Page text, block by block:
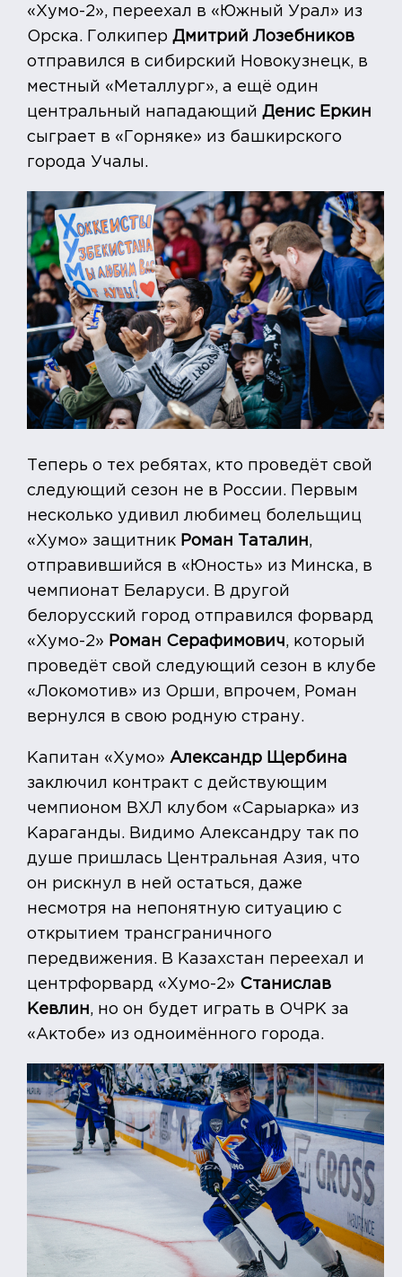
«Хумо-2», переехал в «Южный Урал» из
Орска. Голкипер Дмитрий Лозебников
отправился в сибирский Новокузнецк, в
местный «Металлург», а ещё один
центральный нападающий Денис Еркин
сыграет в «Горняке» из башкирского
города Учалы.
Теперь о тех ребятах, кто проведёт свой
следующий сезон не в России. Первым
несколько удивил любимец болельщиц
«Хумо» защитник Роман Таталин,
отправившийся в «Юность» из Минска, в
чемпионат Беларуси. В другой
белорусский город отправился форвард
«Хумо-2» Роман Серафимович, который
проведёт свой следующий сезон в клубе
«Локомотив» из Орши, впрочем, Роман
вернулся в свою родную страну.
Капитан «Хумо» Александр Щербина
заключил контракт с действующим
чемпионом ВХЛ клубом «Сарыарка» из
Караганды. Видимо Александру так по
душе пришлась Центральная Азия, что
он рискнул в ней остаться, даже
несмотря на непонятную ситуацию с
открытием трансграничного
передвижения. В Казахстан переехал и
центрфорвард «Хумо-2» Станислав
Кевлин, но он будет играть в ОЧРК за
«Актобе» из одноимённого города.